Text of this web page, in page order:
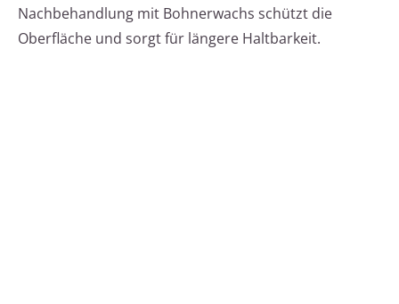
Nachbehandlung mit Bohnerwachs schützt die
Oberfläche und sorgt für längere Haltbarkeit.